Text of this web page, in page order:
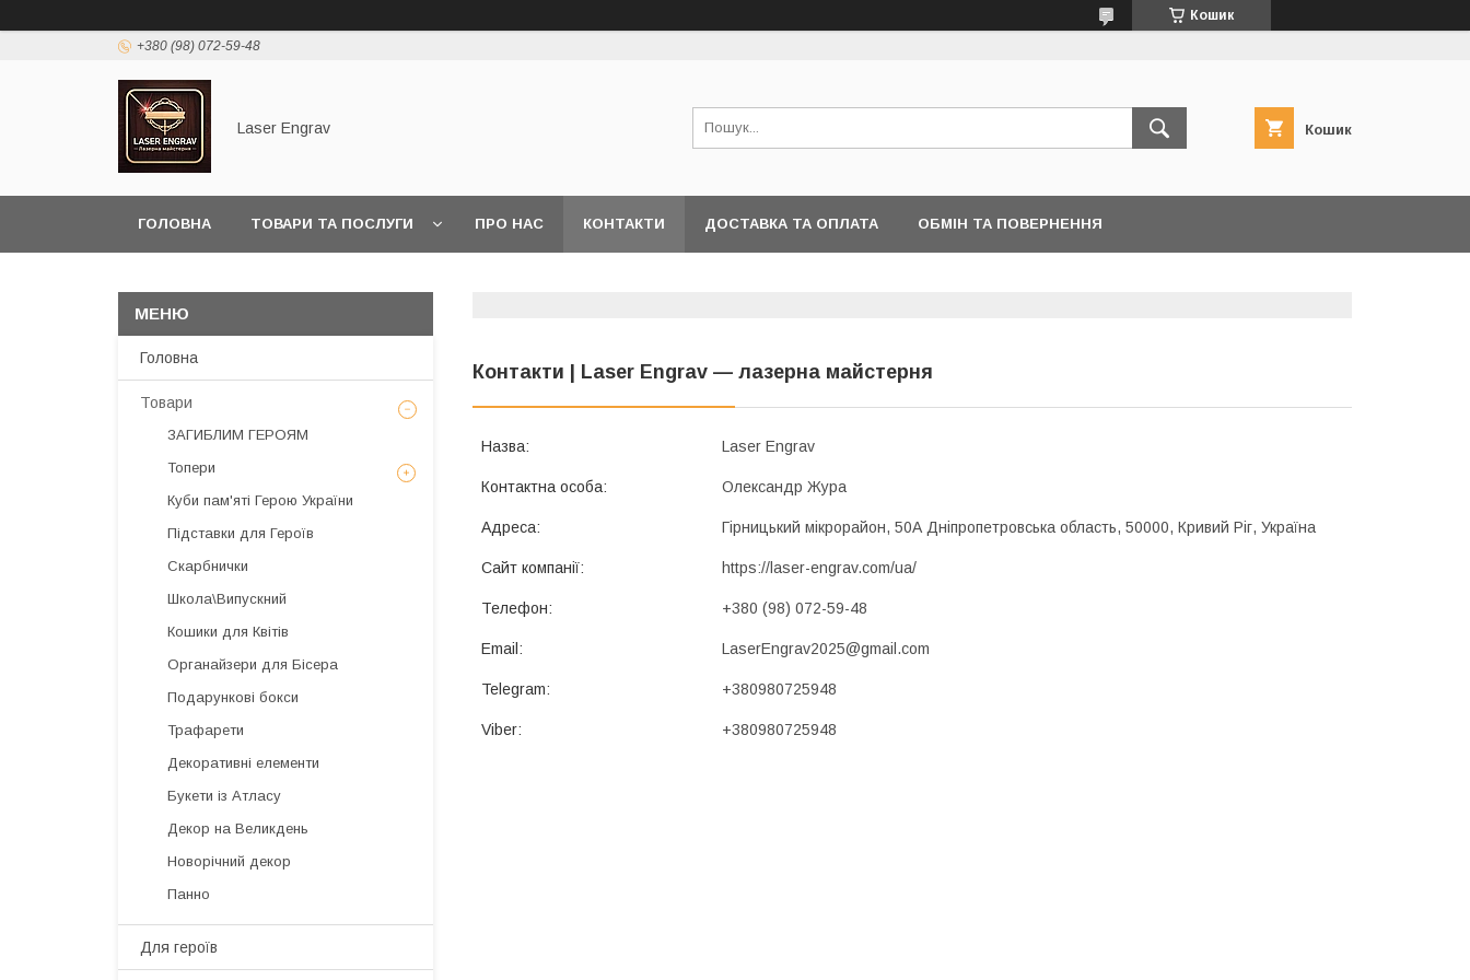
Кошик
+380 (98) 072-59-48
Laser Engrav Кошик
ГОЛОВНА ТОВАРИ ТА ПОСЛУГИ ПРО НАС КОНТАКТИ ДОСТАВКА ТА ОПЛАТА ОБМІН ТА ПОВЕРНЕННЯ
Контакти | Laser Engrav — лазерна майстерня
Laser Engrav
Олександр Жура
Гірницький мікрорайон, 50А Дніпропетровська область, 50000, Кривий Ріг, Україна
https://laser-engrav.com/ua/
+380 (98) 072-59-48
LaserEngrav2025@gmail.com
+380980725948
+380980725948
Головна
Товари
ЗАГИБЛИМ ГЕРОЯМ
Топери
Куби пам'яті Герою України
Підставки для Героїв
Скарбнички
Школа\Випускний
Кошики для Квітів
Органайзери для Бісера
Подарункові бокси
Трафарети
Декоративні елементи
Букети із Атласу
Декор на Великдень
Новорічний декор
Панно
Для героїв